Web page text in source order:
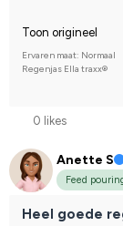
Toon origineel
Ervaren maat: Normaal
Regenjas Ella traxx®
0 likes
Anette S
Feed
Heel goede